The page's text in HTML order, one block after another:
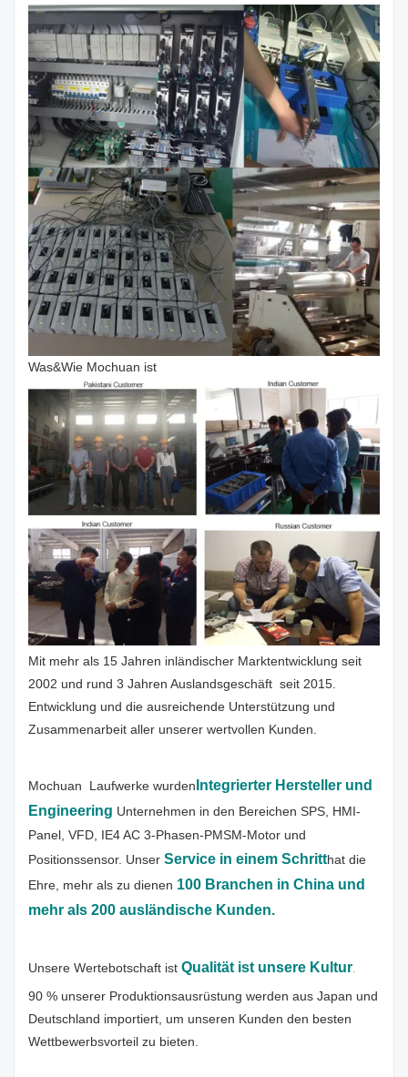
Was&Wie Mochuan ist
Mit mehr als 15 Jahren inländischer Marktentwicklung seit
2002 und rund 3 Jahren Auslandsgeschäft seit 2015.
Entwicklung und die ausreichende Unterstützung und
Zusammenarbeit aller unserer wertvollen Kunden.
Mochuan Laufwerke wurden Integrierter Hersteller und
Engineering Unternehmen in den Bereichen SPS, HMI-
Panel, VFD, IE4 AC 3-Phasen-PMSM-Motor und
Positionssensor. Unser Service in einem Schritthat die
Ehre, mehr als zu dienen 100 Branchen in China und
mehr als 200 ausländische Kunden.
Unsere Wertebotschaft ist Qualität ist unsere Kultur
90 % unserer Produktionsausrüstung werden aus Japan und
Deutschland importiert, um unseren Kunden den besten
Wettbewerbsvorteil zu bieten.